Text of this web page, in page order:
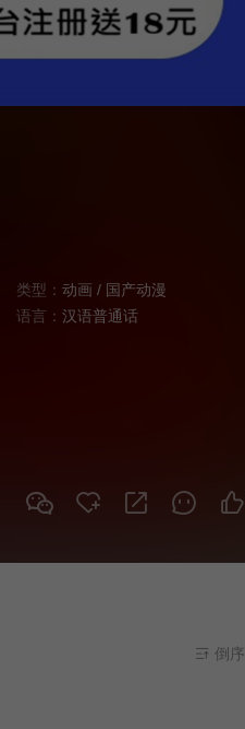
类型： 动画 / 国产动漫
语言： 汉语普通话
倒序